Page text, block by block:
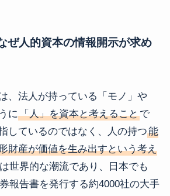
ぜ人的資本の情報開示が求め
、法人が持っている「モノ」や
に「人」を資本と考えることで
しているのではなく、人の持つ能
財産が価値を生み出すという考え
世界的な潮流であり、日本でも
報告書を発行する約4000社の大手